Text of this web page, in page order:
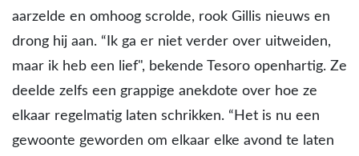
aarzelde en omhoog scrolde, rook Gillis nieuws en
drong hij aan. “Ik ga er niet verder over uitweiden,
maar ik heb een lief", bekende Tesoro openhartig. Ze
deelde zelfs een grappige anekdote over hoe ze
elkaar regelmatig laten schrikken. “Het is nu een
gewoonte geworden om elkaar elke avond te laten